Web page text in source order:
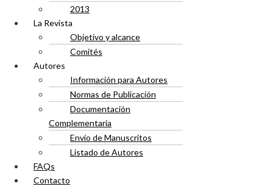
2013
La Revista
Objetivo y alcance
Comités
Autores
Información para Autores
Normas de Publicación
Documentación
Complementaria
Envío de Manuscritos
Listado de Autores
FAQs
Contacto